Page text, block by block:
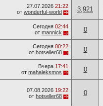
27.07.2026 21:22
от wonderful-world 3,921
Сегодня 02:44
от mannick 0
Сегодня 00:22
от hotseller68 0
Вчера 17:41
от mahaleksmos 0
07.08.2026 19:22
от hotseller68 0